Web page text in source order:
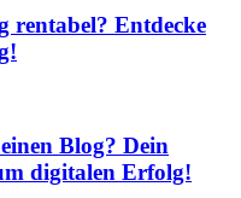
rentabel? Entdecke
Blog? Dein
digitalen Erfolg!